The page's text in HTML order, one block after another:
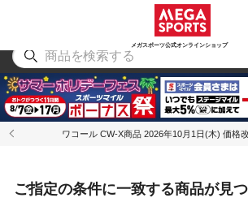
メガスポーツ公式オンラインショップ
アウトドア
ワコール CW-X商品 2026年10月1日(木) 価格
ご指定の条件に一致する商品が見